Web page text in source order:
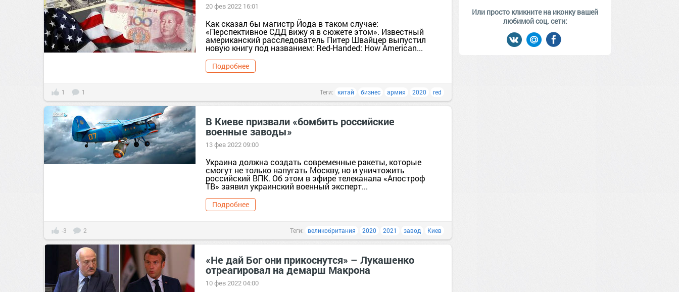
20 фев 2022 16:01
Как сказал бы магистр Йода в таком случае:
«Перспективное СДД вижу я в сюжете этом». Известный
американский расследователь Питер Швайцер выпустил
новую книгу под названием: Red-Handed: How American...
Подробнее
1 1 Теги: китай бизнес армия 2020 red
В Киеве призвали «бомбить российские
военные заводы»
13 фев 2022 09:00
Украина должна создать современные ракеты, которые
смогут не только напугать Москву, но и уничтожить
российский ВПК. Об этом в эфире телеканала «Апостроф
ТВ» заявил украинский военный эксперт...
Подробнее
-3 2 Теги: великобритания 2020 2021 завод Киев
«Не дай Бог они прикоснутся» – Лукашенко
отреагировал на демарш Макрона
10 фев 2022 04:00
Или просто кликните на иконку вашей
любимой соц. сети: